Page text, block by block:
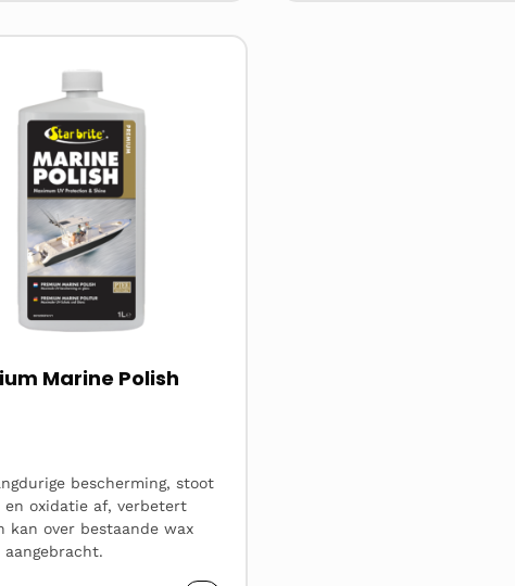
Marine Polish
bescherming, stoot
en oxidatie af, verbetert
kan over bestaande wax